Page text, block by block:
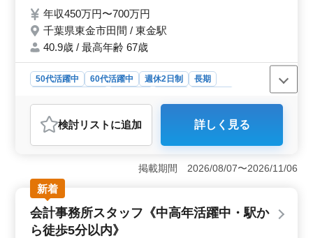
を更に活かしてキャリアアップを目指しませ
んか？
年収450万円〜700万円
千葉県東金市田間 / 東金駅
40.9歳 / 最高年齢 67歳
50代活躍中 60代活躍中 週休2日制
長期
おすすめポイント
＜残業なしで働きやすい環境＞ この会計事務所は、残
業がなく、ワークライフバランスを大切にした働き方が
可能です。定時での退勤が確保されており、仕事と家庭
やプライベートの両立がしやすい職場です。年間休日130
日と、休日も多くリフレッシュしながら長期的に働ける
環境が整っています。 ＜キャリアアップを目指せる
＞ 法人や個人の税務会計業務、税務申告書類の作成、
検討リスト に追加 詳しく見る
掲載期間 2026/08/07〜2026/11/06
新着
会計事務所スタッフ《中高年活躍中・駅か
ら徒歩5分以内》